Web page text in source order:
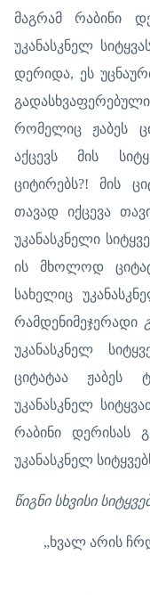
მაგრამ რაბინი
უკანასკნელ
დერიდა, ეს
რომელიც ჟაბეს
აქცევს მის
ციტირებს?! მის
თავად იქცევა
უკანასკნელი
ის მხოლოდ
სახელიც
რამდენიმეჯერადი
უკანასკნელ
ციტატაა ჟაბეს
უკანასკნელ
რაბინი დერისას
უკანასკნელ
წიგნი სხვისი
„ხვალ არის